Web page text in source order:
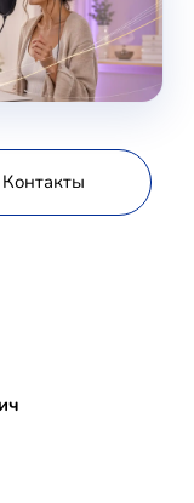
Контакты